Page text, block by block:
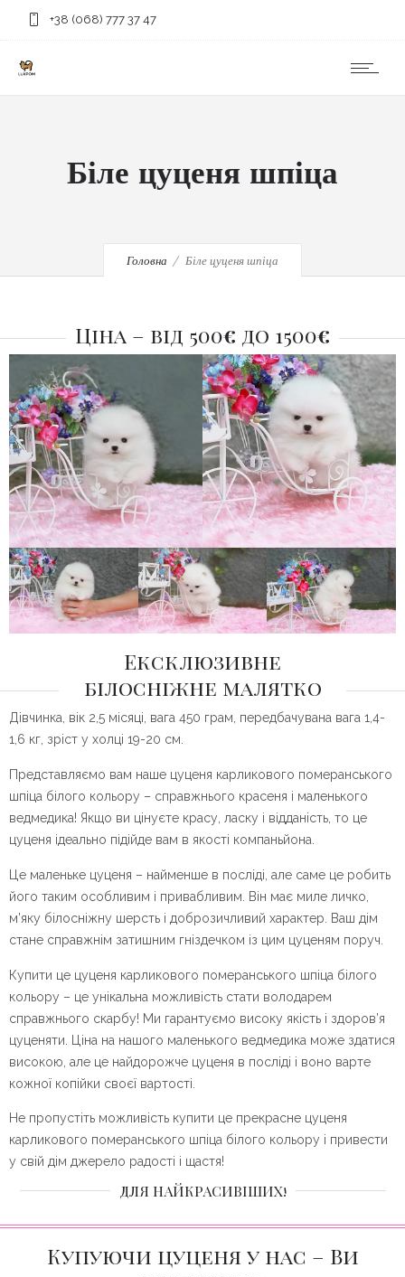
+38 (068) 777 37 47
Біле цуценя шпіца
Головна Біле цуценя шпіца
Ціна – від 500€ до 1500€
Ексклюзивне
білосніжне малятко
Дівчинка, вік 2,5 місяці, вага 450 грам, передбачувана вага 1,4-
1,6 кг, зріст у холці 19-20 см.
Представляємо вам наше цуценя карликового померанського
шпіца білого кольору – справжнього красеня і маленького
ведмедика! Якщо ви цінуєте красу, ласку і відданість, то це
цуценя ідеально підійде вам в якості компаньйона.
Це маленьке цуценя – найменше в посліді, але саме це робить
його таким особливим і привабливим. Він має миле личко,
м’яку білосніжну шерсть і доброзичливий характер. Ваш дім
стане справжнім затишним гніздечком із цим цуценям поруч.
Купити це цуценя карликового померанського шпіца білого
кольору – це унікальна можливість стати володарем
справжнього скарбу! Ми гарантуємо високу якість і здоров’я
цуценяти. Ціна на нашого маленького ведмедика може здатися
високою, але це найдорожче цуценя в посліді і воно варте
кожної копійки своєї вартості.
Не пропустіть можливість купити це прекрасне цуценя
карликового померанського шпіца білого кольору і привести
у свій дім джерело радості і щастя!
ДЛЯ НАЙКРАСИВІШИХ!
Купуючи цуценя у нас – Ви